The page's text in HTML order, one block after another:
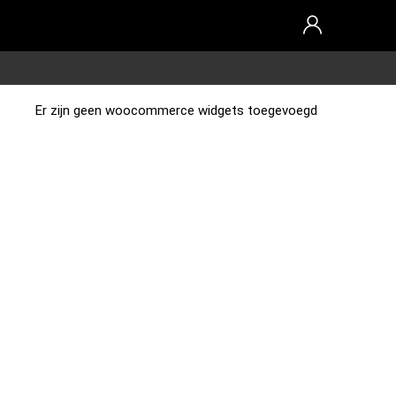
Er zijn geen woocommerce widgets toegevoegd